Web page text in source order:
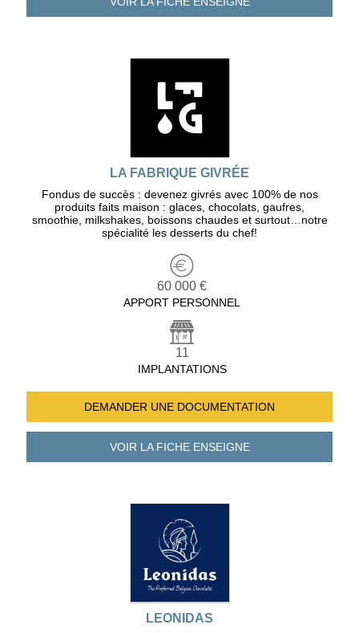
LA FABRIQUE GIVRÉE
Fondus de succès : devenez givrés avec 100% de nos
produits faits maison : glaces, chocolats, gaufres,
smoothie, milkshakes, boissons chaudes et surtout…notre
spécialité les desserts du chef!
60 000 €
APPORT PERSONNEL
11
IMPLANTATIONS
DEMANDER UNE DOCUMENTATION
VOIR LA FICHEENSEIGNE
LEONIDAS